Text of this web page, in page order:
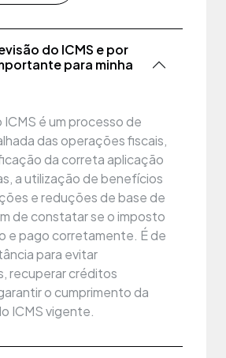
do ICMS e por
para minha
ICMS é um processo de
das operações fiscais,
da correta aplicação
a utilização de benefícios
e reduções de base de
de constatar se o imposto
e pago corretamente. É de
para evitar
recuperar créditos
o cumprimento da
ICMS vigente.